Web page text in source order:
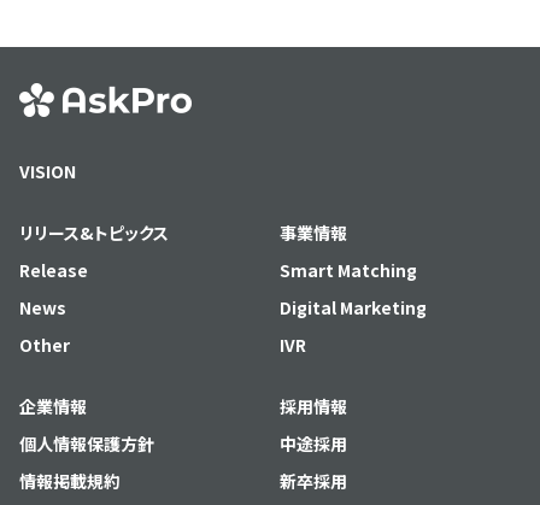
VISION
リリース&トピックス
Release
News
Other
事業情報
Smart Matching
Digital Marketing
IVR
企業情報
個人情報保護方針
情報掲載規約
採用情報
中途採用
新卒採用